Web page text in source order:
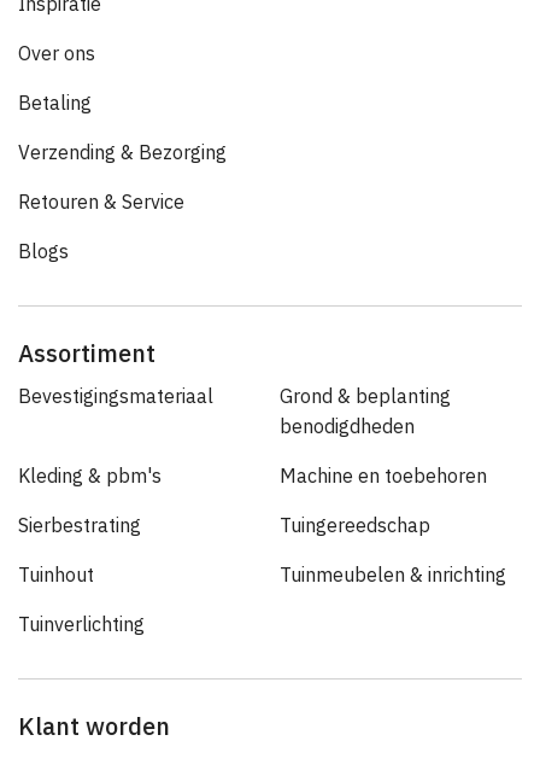
Over ons
Betaling
Verzending & Bezorging
Retouren & Service
Blogs
Assortiment
Bevestigingsmateriaal
Grond & beplanting
benodigdheden
Kleding & pbm's Machine en toebehoren
Sierbestrating Tuingereedschap
Tuinhout Tuinmeubelen & inrichting
Tuinverlichting
Klant worden